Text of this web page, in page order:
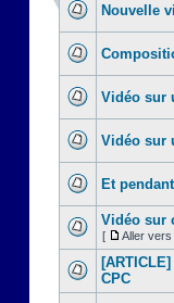
Nouvelle
Vidéo sur
Vidéo sur
Et
Vidéo sur
[ Aller vers
CPC